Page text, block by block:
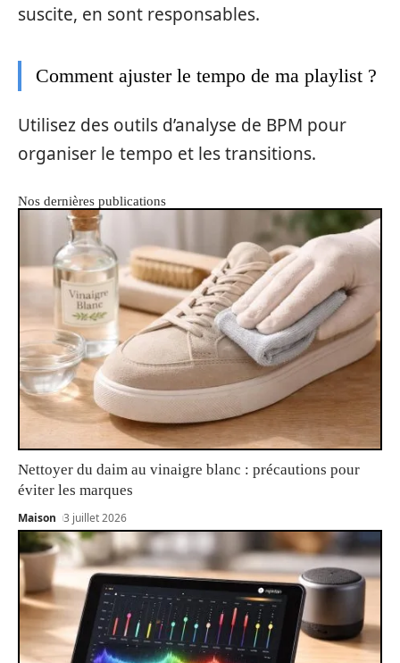
suscite, en sont responsables.
Comment ajuster le tempo de ma playlist ?
Utilisez des outils d’analyse de BPM pour
organiser le tempo et les transitions.
Nos dernières publications
Nettoyer du daim au vinaigre blanc : précautions pour
éviter les marques
Maison 3 juillet 2026